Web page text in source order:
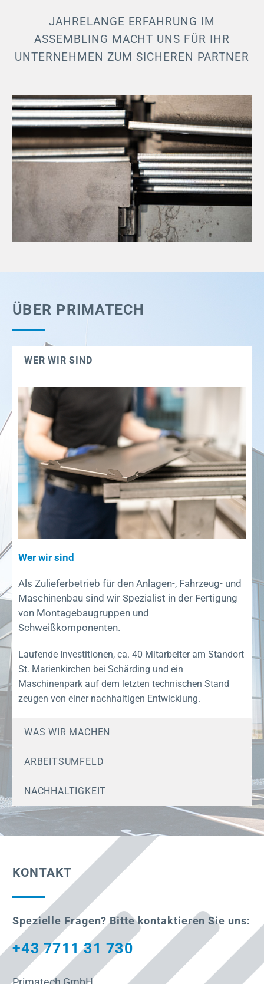
JAHRELANGE ERFAHRUNG IM
ASSEMBLING MACHT UNS FÜR IHR
UNTERNEHMEN ZUM SICHEREN PARTNER
ÜBER PRIMATECH
WER WIR SIND
Wer wir sind
Als Zulieferbetrieb für den Anlagen-, Fahrzeug- und
Maschinenbau sind wir Spezialist in der Fertigung
von Montagebaugruppen und
Schweißkomponenten.
Laufende Investitionen, ca. 40 Mitarbeiter am Standort
St. Marienkirchen bei Schärding und ein
Maschinenpark auf dem letzten technischen Stand
zeugen von einer nachhaltigen Entwicklung.
WAS WIR MACHEN
ARBEITSUMFELD
NACHHALTIGKEIT
KONTAKT
Spezielle Fragen? Bitte kontaktieren Sie uns:
+43 7711 31 730